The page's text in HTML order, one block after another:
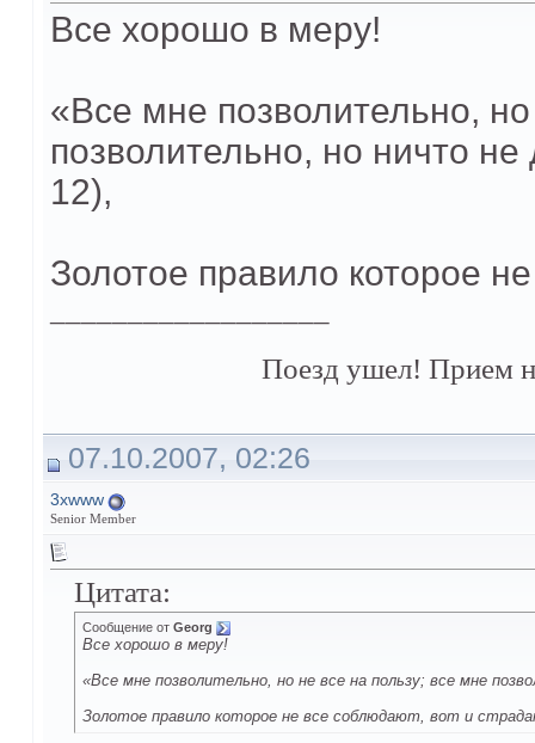
Все хорошо в меру!
«Все мне позволительно,
позволительно, но ничто
12),
Золотое правило которое
Поезд ушел! Прием
07.10.2007, 02:26
3xwww
Senior Member
Цитата:
Сообщение от Georg
Все хорошо в меру!
«Все мне позволительно, но не все на пользу; все мне
Золотое правило которое не все соблюдают, вот и